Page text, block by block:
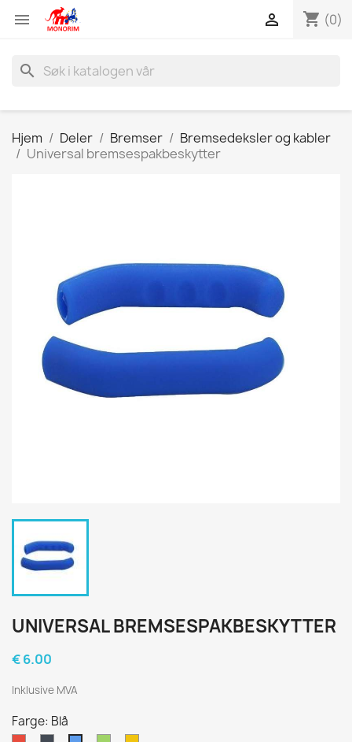
 shopping_cart (0)

search
Hjem Deler Bremser
Bremsedeksler og kabler
Universal bremsespakbeskytter
UNIVERSAL BREMSESPAKBESKYTTER
€ 6.00
Inklusive MVA
Farge: Blå